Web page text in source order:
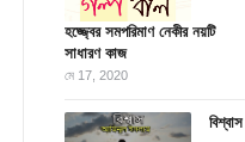
হজ্জ্বের সমপরিমাণ নেকীর নয়টি
সাধারণ কাজ
মে 17, 2020
বিশ্বাস